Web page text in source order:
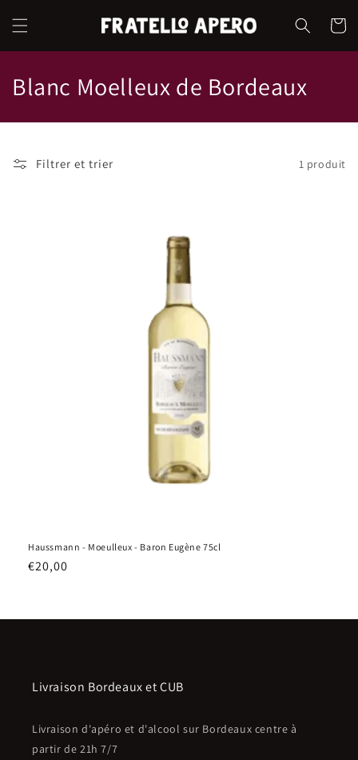
passer
au
Panier
C
o
Blanc Moelleux de Bordeaux
Filtrer et trier 1 produit
Haussmann - Moeulleux - Baron Eugène 75cl
Prix
€20,00
Livraison Bordeaux et CUB
Livraison d'apéro et d'alcool sur Bordeaux centre à
partir de 21h 7/7